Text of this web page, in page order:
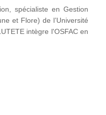
spécialiste en Gestion
et Flore) de l’Université
intègre l'OSFAC en